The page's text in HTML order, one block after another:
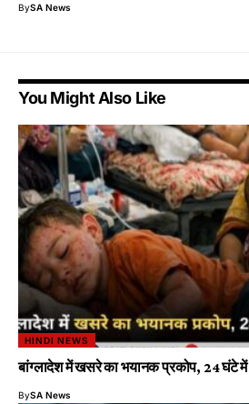
BySA News
You Might Also Like
HINDI NEWS
बांग्लादेश में खसरे का भयानक प्रकोप, 24 घंटे में
BySA News